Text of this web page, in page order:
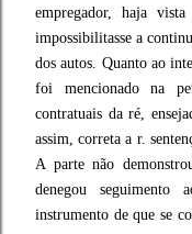
empregador, haja
impossibilitasse a
dos autos. Quanto ao
foi mencionado na
contratuais da ré,
assim, correta a r.
A parte não
denegou
instrumento de que se